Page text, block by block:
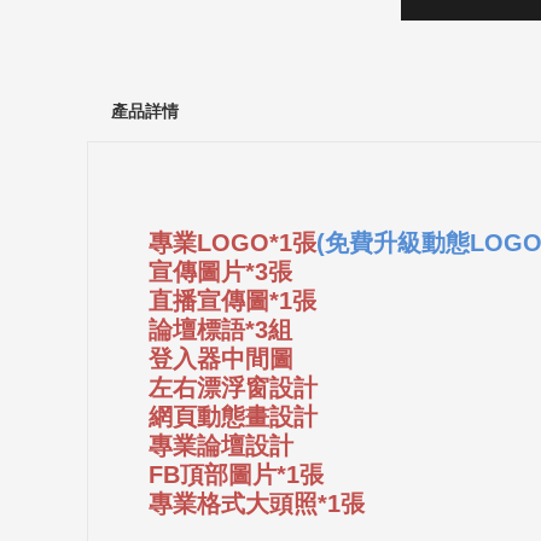
產品詳情
專業LOGO*1張(免費升級動態
宣傳圖片*3張
直播宣傳圖*1張
論壇標語*3組
登入器中間圖
左右漂浮窗設計
網頁動態畫設計
專業論壇設計
FB頂部圖片*1張
專業格式大頭照*1張